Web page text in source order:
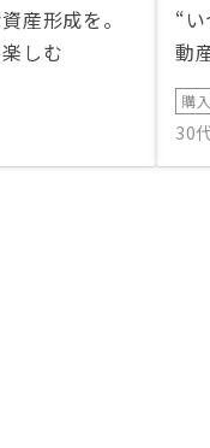
産形成を。
しむ
“
動
購
30